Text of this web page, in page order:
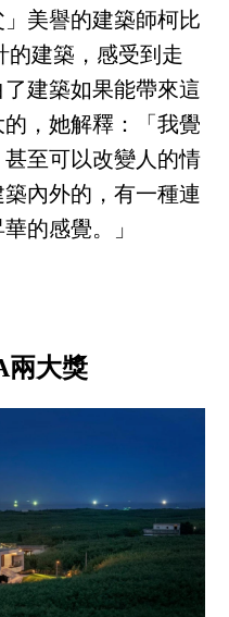
美譽的建築師柯比
的建築，感受到走
建築如果能帶來這
，她解釋：「我覺
至可以改變人的情
內外的，有一種連
的感覺。」
兩大獎